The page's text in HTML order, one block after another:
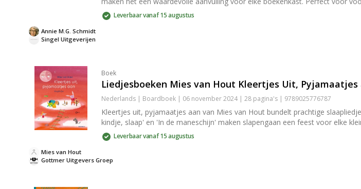
Leverbaar vanaf 15 augustus
Singel Uitgeverijen
Annie M.G. Schmidt
Boek
Liedjesboeken Mies van Hout Kleertjes Uit, Pyjamaatjes
Nederlands | Boardboek | 06 november 2024 | 28 pagina's | 9789025776787
Kleertjes uit, pyjamaatjes aan van Mies van Hout bundelt prachtige
kindje, slaap' en 'In de maneschijn' maken slapengaan een feest voor elke
Leverbaar vanaf 15 augustus
Gottmer Uitgevers Groep
Mies van Hout